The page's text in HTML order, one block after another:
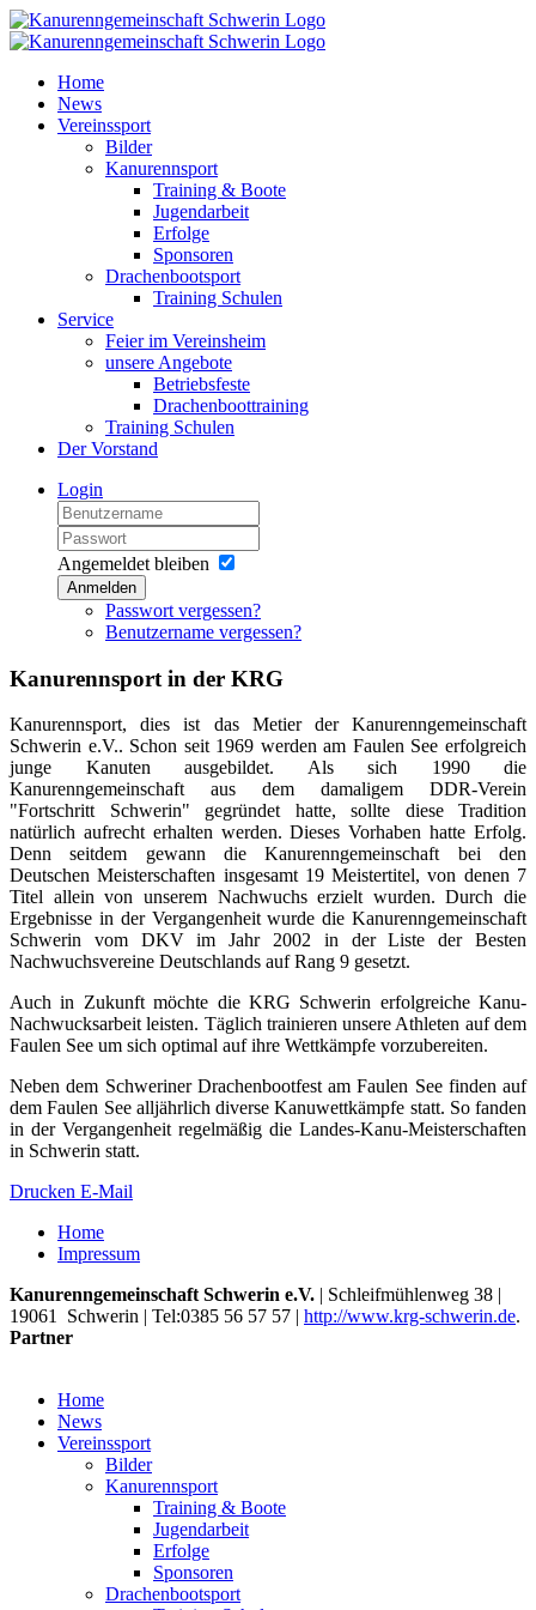
Home
News
Vereinssport
Bilder
Kanurennsport
Training & Boote
Jugendarbeit
Erfolge
Sponsoren
Drachenbootsport
Training Schulen
Service
Feier im Vereinsheim
unsere Angebote
Betriebsfeste
Drachenboottraining
Training Schulen
Der Vorstand
Login
Angemeldet bleiben
Anmelden
Passwort vergessen?
Benutzername vergessen?
Kanurennsport in der KRG
Kanurennsport, dies ist das Metier der Kanurenngemeinschaft
Schwerin e.V.. Schon seit 1969 werden am Faulen See erfolgreich
junge Kanuten ausgebildet. Als sich 1990 die
Kanurenngemeinschaft aus dem damaligem DDR-Verein
"Fortschritt Schwerin" gegründet hatte, sollte diese Tradition
natürlich aufrecht erhalten werden. Dieses Vorhaben hatte Erfolg.
Denn seitdem gewann die Kanurenngemeinschaft bei den
Deutschen Meisterschaften insgesamt 19 Meistertitel, von denen 7
Titel allein von unserem Nachwuchs erzielt wurden. Durch die
Ergebnisse in der Vergangenheit wurde die Kanurenngemeinschaft
Schwerin vom DKV im Jahr 2002 in der Liste der Besten
Nachwuchsvereine Deutschlands auf Rang 9 gesetzt.
Auch in Zukunft möchte die KRG Schwerin erfolgreiche Kanu-
Nachwucksarbeit leisten. Täglich trainieren unsere Athleten auf dem
Faulen See um sich optimal auf ihre Wettkämpfe vorzubereiten.
Neben dem Schweriner Drachenbootfest am Faulen See finden auf
dem Faulen See alljährlich diverse Kanuwettkämpfe statt. So fanden
in der Vergangenheit regelmäßig die Landes-Kanu-Meisterschaften
in Schwerin statt.
Drucken E-Mail
Home
Impressum
Kanurenngemeinschaft Schwerin e.V. | Schleifmühlenweg 38 |
19061 Schwerin | Tel:0385 56 57 57 | http://www.krg-schwerin.de.
Partner
Home
News
Vereinssport
Bilder
Kanurennsport
Training & Boote
Jugendarbeit
Erfolge
Sponsoren
Drachenbootsport